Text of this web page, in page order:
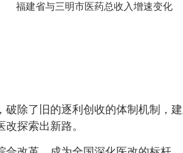
福建省与三明市医药总收入增速变化
了旧的逐利创收的体制机制，
探索出新路。